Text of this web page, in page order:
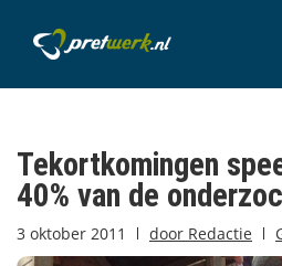
Tekortkomingen
40% van de
3 oktober 2011 door Redactie